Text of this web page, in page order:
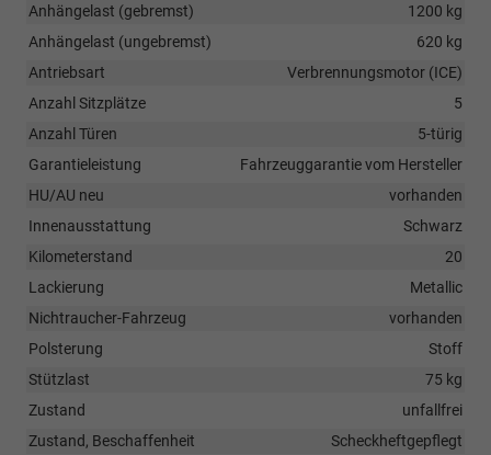
Anhängelast (gebremst)
1200 kg
Anhängelast (ungebremst)
620 kg
Antriebsart
Verbrennungsmotor (ICE)
Anzahl Sitzplätze
5
Anzahl Türen
5-türig
Garantieleistung
Fahrzeuggarantie vom Hersteller
HU/AU neu
vorhanden
Innenausstattung
Schwarz
Kilometerstand
20
Lackierung
Metallic
Nichtraucher-Fahrzeug
vorhanden
Polsterung
Stoff
Stützlast
75 kg
Zustand
unfallfrei
Zustand, Beschaffenheit
Scheckheftgepflegt